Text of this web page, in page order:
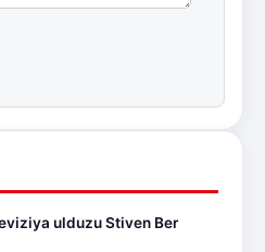
ulduzu Stiven Ber